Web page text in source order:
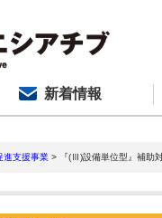
新着情報
進支援事業 > 『(Ⅲ)設備単位型』補助